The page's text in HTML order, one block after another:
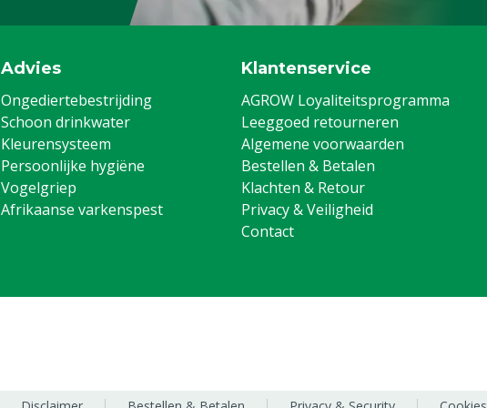
Advies
Ongediertebestrijding
Schoon drinkwater
Kleurensysteem
Persoonlijke hygiëne
Vogelgriep
Afrikaanse varkenspest
Klantenservice
AGROW Loyaliteitsprogramma
Leeggoed retourneren
Algemene voorwaarden
Bestellen & Betalen
Klachten & Retour
Privacy & Veiligheid
Contact